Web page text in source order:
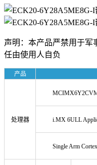
声明：本产品严禁用于军
任由使用人自负
产品
处理器 i.MX 6ULL
Single Arm